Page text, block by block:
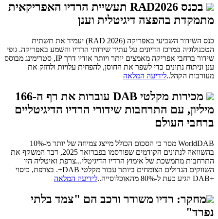
בכנס RAD2026 תעשיית הרדיו האפריקאית
מתמקדת בהפצה דיגיטלית וענן
כנס השידור השביעי באפריקה (RAD 2026) יעמיד את תשתית
הטכנולוגיה במרכז הדיונים על עתיד שירותי הרדיו והשמע באפריקה. גופי
שידור ברחבי אפריקה מאמצים יותר ויותר אודיו דרך IP, סטרימינג מבוסס
ענן וניתוח נתונים כדי לשפר את החוסן, להפחית עלויות ולחזק את
מעורבות הקהל..לידיעה המלאה
מכירות מקלטי DAB עוברות את רף ה-166
מיליון, עם התרחבות שידורי הרדיו הדיגיטליים
ברחבי העולם
WorldDAB מסר כי הסכום הכולל מייצג צמיחה של יותר מ-10%
בהשוואה לנתונים הקודמים שפורסמו בפברואר 2025, דבר המשקף את
התרחבות מתמשכת של אימוץ הרדיו הדיגיטלי...צרפת ואיטליה היו
השווקים הגדולים הצומחים ביותר עבור מקלטי DAB+. בצרפת, כיסוי
+DAB הגיע כעת ל-80% מהאוכלוסייה..
לידיעה המלאה
מחקר: רדיו משודר ורכב הם "צמד בלתי
נפרד"